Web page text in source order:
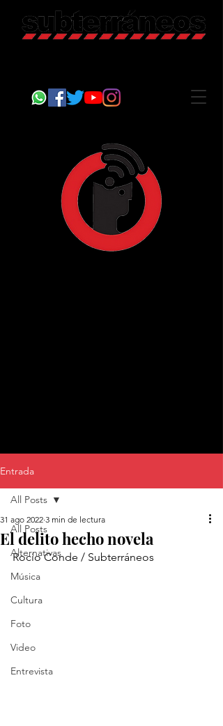
Entrada
All Posts
Alternativas
Música
Cultura
Foto
Video
Entrevista
All Posts
El delito hecho novela
31 ago 2022 3 min de lectura
Rocio Conde / Subterráneos